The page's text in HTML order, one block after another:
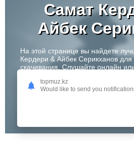
Самат
Айбек
На этой странице вы найдете
Кердери & Айбек Серикxанов
скачивания. Слушайте онлайн
для себя творчество одного из
артистов Казахстана!
topmuz.kz
Would like to send you